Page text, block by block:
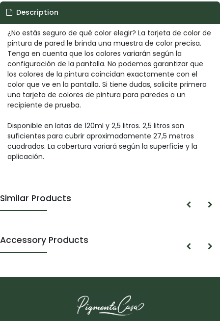
Description
¿No estás seguro de qué color elegir? La tarjeta de color de
pintura de pared le brinda una muestra de color precisa.
Tenga en cuenta que los colores variarán según la
configuración de la pantalla. No podemos garantizar que
los colores de la pintura coincidan exactamente con el
color que ve en la pantalla. Si tiene dudas, solicite primero
una tarjeta de colores de pintura para paredes o un
recipiente de prueba.
Disponible en latas de 120ml y 2,5 litros. 2,5 litros son
suficientes para cubrir aproximadamente 27,5 metros
cuadrados. La cobertura variará según la superficie y la
aplicación.
Similar Products
Accessory Products